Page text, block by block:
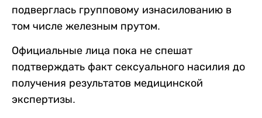
подверглась групповому изнасилованию в
том числе железным прутом.
Официальные лица пока не спешат
подтверждать факт сексуального насилия до
получения результатов медицинской
экспертизы.